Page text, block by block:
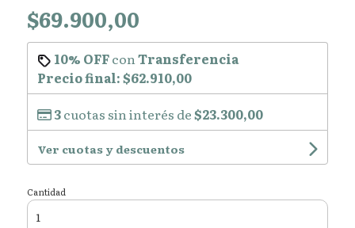
$69.900,00
10% OFFcon Transferencia
Precio final:$62.910,00
3cuotas sin interés de$23.300,00
Ver cuotas y descuentos
Cantidad